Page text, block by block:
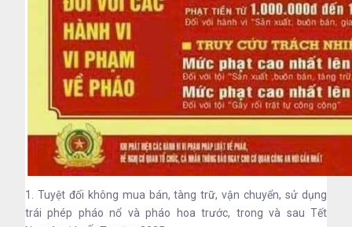
1. Tuyệt đối không mua bán, tàng trữ, vận chuyển, sử dụng
trái phép pháo nổ và pháo hoa trước, trong và sau Tết